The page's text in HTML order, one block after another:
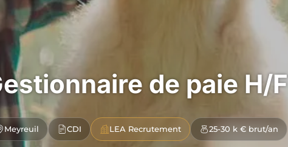
de paie H/F
Meyreuil CDI LEA Recrutement 25-30 k € brut/an